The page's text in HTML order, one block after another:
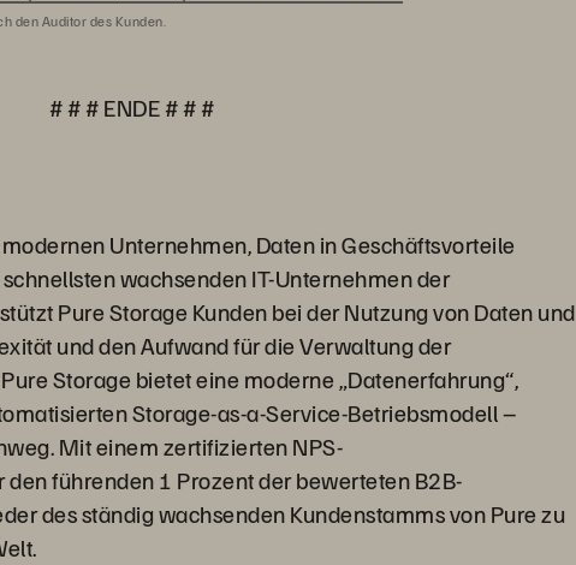
den Auditor des Kunden.
# # # ENDE # # #
Unternehmen, Daten in Geschäftsvorteile
wachsenden IT-Unternehmen der
Pure Storage Kunden bei der Nutzung von Daten und
und den Aufwand für die Verwaltung der
Storage bietet eine moderne „Datenerfahrung“,
Storage-as-a-Service-Betriebsmodell –
Mit einem zertifizierten NPS-
führenden 1 Prozent der bewerteten B2B-
des ständig wachsenden Kundenstamms von Pure zu